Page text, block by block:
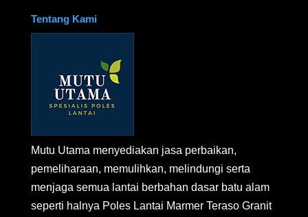
Tentang Kami
Mutu Utama menyediakan jasa perbaikan,
pemeliharaan, memulihkan, melindungi serta
menjaga semua lantai berbahan dasar batu alam
seperti halnya Poles Lantai Marmer Teraso Granit